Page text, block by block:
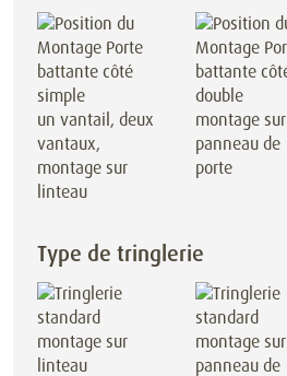
un vantail, deux
vantaux,
montage sur
linteau
montage sur
panneau de
porte
Type de tringlerie